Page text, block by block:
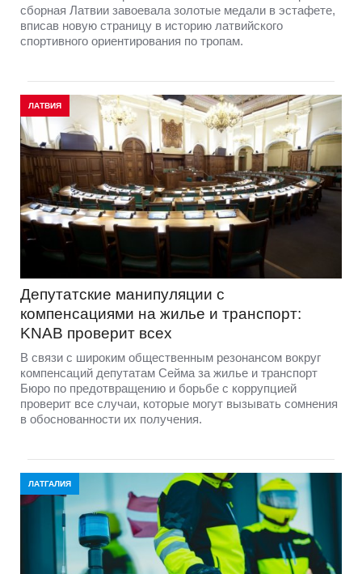
сборная Латвии завоевала золотые медали в эстафете,
вписав новую страницу в историю латвийского
спортивного ориентирования по тропам.
ЛАТВИЯ
Депутатские манипуляции с
компенсациями на жилье и транспорт:
KNAB проверит всех
В связи с широким общественным резонансом вокруг
компенсаций депутатам Сейма за жилье и транспорт
Бюро по предотвращению и борьбе с коррупцией
проверит все случаи, которые могут вызывать сомнения
в обоснованности их получения.
ЛАТГАЛИЯ